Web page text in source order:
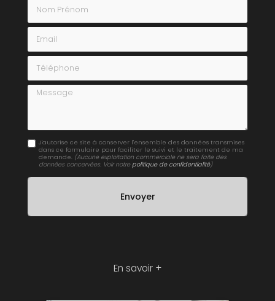
Nom Prénom
Email
Téléphone
Message
J'autorise ce site à conserver l'ensemble des données transmises
dans ce formulaire pour faciliter le suivi et le traitement de ma
demande. (Aucune exploitation commerciale ne sera faite des
données concervées. Voir notre politique de confidentialité)
En savoir +